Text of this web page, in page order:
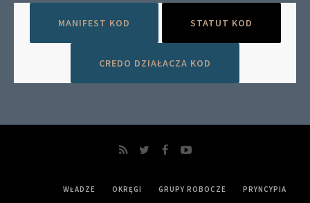
MANIFEST KOD STATUT KOD
CREDO DZIAŁACZA KOD
WŁADZE OKRĘGI GRUPY ROBOCZE PRYNCYPIA